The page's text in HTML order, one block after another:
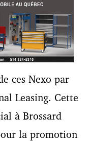
ces Nexo par
Leasing. Cette
à Brossard
la promotion